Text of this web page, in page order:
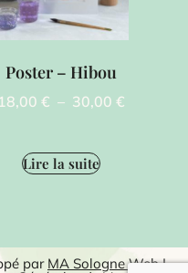
Poster – Hibou
18,00 € – 30,00 €
Lire la suite
par MA Sologne Web|